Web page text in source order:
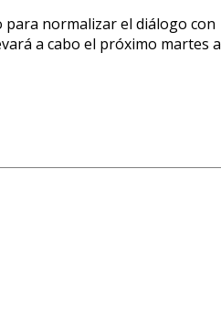
normalizar el diálogo con
a cabo el próximo martes a